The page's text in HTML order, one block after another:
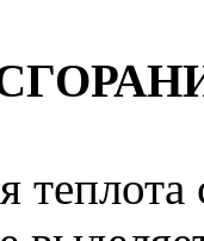
теплота